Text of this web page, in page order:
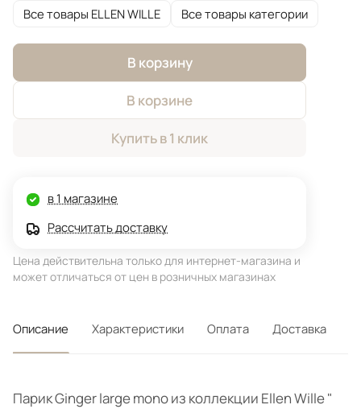
Все товары ELLEN WILLE Все товары категории
В корзину
В корзине
Купить в 1 клик
в 1 магазине
Рассчитать доставку
Цена действительна только для интернет-магазина и
может отличаться от цен в розничных магазинах
Описание Характеристики Оплата Доставка
Парик Ginger large mono из коллекции Ellen Wille "